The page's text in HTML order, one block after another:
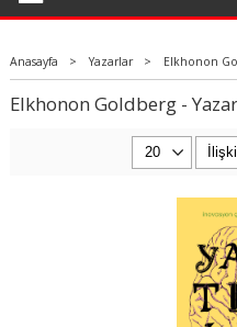
Anasayfa > Yazarlar > Elkhonon
Elkhonon Goldberg -